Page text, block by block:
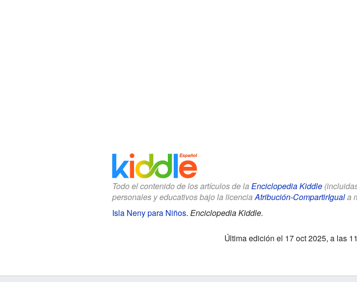
Todo el contenido de los artículos de la Enciclopedia Kiddle
personales y educativos bajo la licenciaAtribución-CompartirIguala
Isla Neny para Niños. Enciclopedia Kiddle.
Última edición el 17 oct 2025, a las